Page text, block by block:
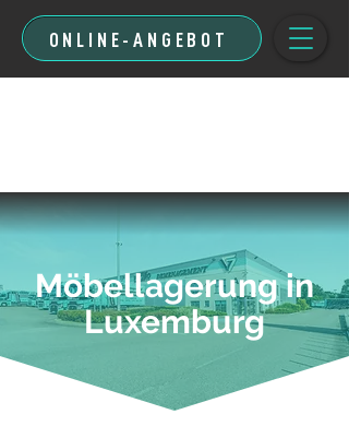
ONLINE-ANGEBOT
Möbellagerung in
Luxemburg